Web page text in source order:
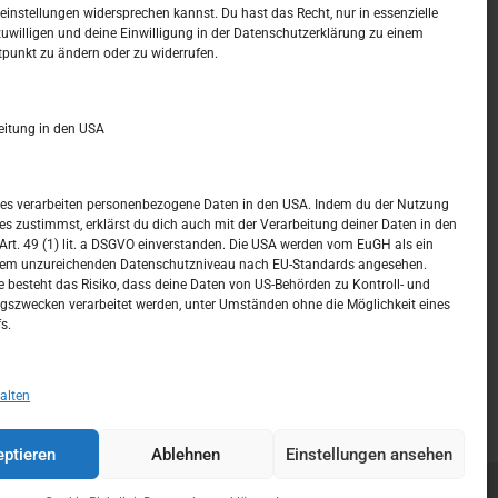
widersprechen kannst. Du hast das Recht, nur in essenzielle
und deine Einwilligung in der Datenschutzerklärung zu einem
zu ändern oder zu widerrufen.
in den USA
verarbeiten personenbezogene Daten in den USA. Indem du der Nutzung
zustimmst, erklärst du dich auch mit der Verarbeitung deiner Daten in den
49 (1) lit. a DSGVO einverstanden. Die USA werden vom EuGH als ein
unzureichenden Datenschutzniveau nach EU-Standards angesehen.
besteht das Risiko, dass deine Daten von US-Behörden zu Kontroll- und
verarbeitet werden, unter Umständen ohne die Möglichkeit eines
Ablehnen Einstellungen ansehen
–
Kalendar
10 11 12 13 14 15 16
17 18 19 20 21 22
24 25 26 27 28 29 30